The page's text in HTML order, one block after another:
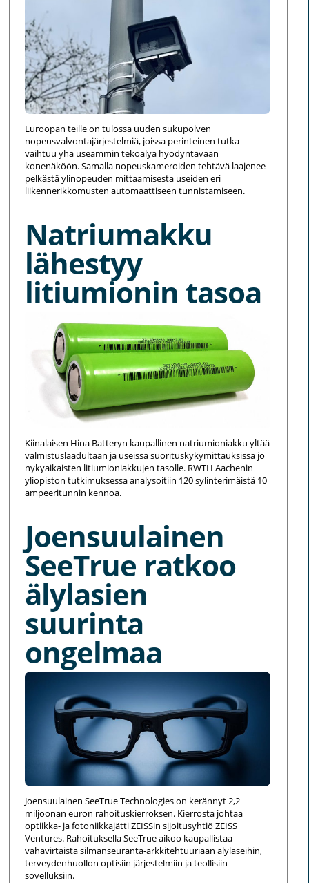
Euroopan teille on tulossa uuden sukupolven
nopeusvalvontajärjestelmiä, joissa perinteinen tutka
vaihtuu yhä useammin tekoälyä hyödyntävään
konenäköön. Samalla nopeuskameroiden tehtävä laajenee
pelkästä ylinopeuden mittaamisesta useiden eri
liikennerikkomusten automaattiseen tunnistamiseen.
Natriumakku
lähestyy
litiumionin tasoa
Kiinalaisen Hina Batteryn kaupallinen natriumioniakku yltää
valmistuslaadultaan ja useissa suorituskykymittauksissa jo
nykyaikaisten litiumioniakkujen tasolle. RWTH Aachenin
yliopiston tutkimuksessa analysoitiin 120 sylinterimäistä 10
ampeeritunnin kennoa.
Joensuulainen
SeeTrue ratkoo
älylasien
suurinta
ongelmaa
Joensuulainen SeeTrue Technologies on kerännyt 2,2
miljoonan euron rahoituskierroksen. Kierrosta johtaa
optiikka- ja fotoniikkajätti ZEISSin sijoitusyhtiö ZEISS
Ventures. Rahoituksella SeeTrue aikoo kaupallistaa
vähävirtaista silmänseuranta-arkkitehtuuriaan älylaseihin,
terveydenhuollon optisiin järjestelmiin ja teollisiin
sovelluksiin.